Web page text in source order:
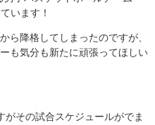
います！
ら降格してしまったのですが、
も気分も新たに頑張ってほしい
その試合スケジュールがでま